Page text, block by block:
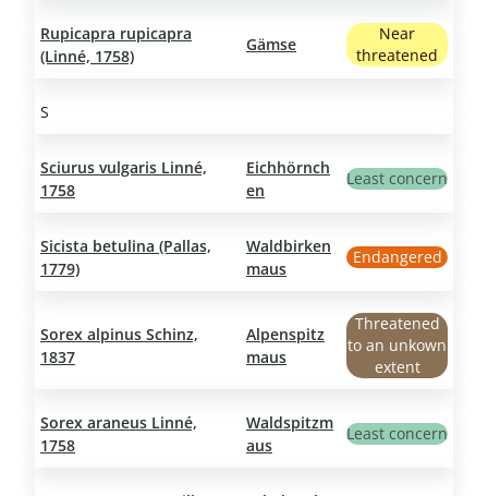
Rupicapra rupicapra
(Linné, 1758)
Gämse
Near
threatened
S
Sciurus vulgaris Linné,
1758
Eichhörnch
en
Least concern
Sicista betulina (Pallas,
1779)
Waldbirken
maus
Endangered
Sorex alpinus Schinz,
1837
Alpenspitz
maus
Threatened
to an unkown
extent
Sorex araneus Linné,
1758
Waldspitzm
aus
Least concern